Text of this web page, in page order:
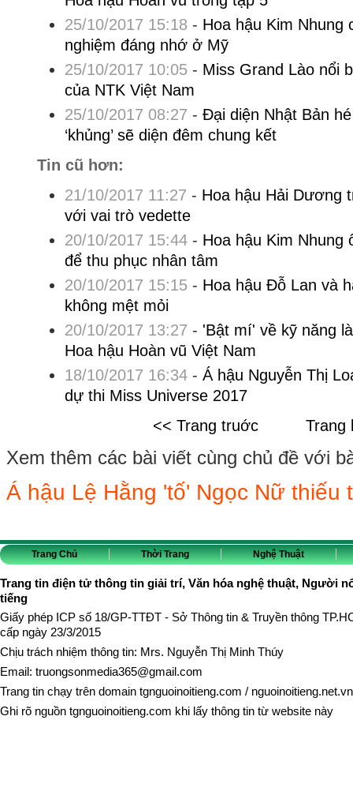
25/10/2017 15:18 - Hoa hậu Kim Nhung
nghiệm đáng nhớ ở Mỹ
25/10/2017 10:05- Miss Grand Lào nổi
của NTK Việt Nam
25/10/2017 08:27 - Đại diện Nhật Bản
‘khủng’ sẽ diện đêm chung kết
Tin cũ hơn:
21/10/2017 11:27 - Hoa hậu Hải Dương
với vai trò vedette
20/10/2017 15:44- Hoa hậu Kim Nhung
để thu phục nhân tâm
20/10/2017 15:15- Hoa hậu Đỗ Lan và
không mệt mỏi
20/10/2017 13:27 - 'Bật mí' về kỹ năng
Hoa hậu Hoàn vũ Việt Nam
18/10/2017 16:34- Á hậu Nguyễn Thị
dự thi Miss Universe 2017
<< Trang truớc
Trang
Xem thêm các bài viết cùng chủ đề với
Á hậu Lệ Hằng 'tố' Ngọc Nữ thiếu
Trang Chủ Thời Trang Nghệ Thuật
Trang tin điện tử thông tin giải trí, Văn hóa nghệ thuật, Người
tiếng
Giấy phép ICP số 18/GP-TTĐT - Sở Thông tin & Truyền thông
cấp ngày 23/3/2015
Chịu trách nhiệm thông tin: Mrs. Nguyễn Thị Minh Thúy
Email: truongsonmedia365@gmail.com
Trang tin chạy trên domain tgnguoinoitieng.com / nguoinoitieng.net.vn
Ghi rõ nguồn tgnguoinoitieng.com khi lấy thông tin từ website này